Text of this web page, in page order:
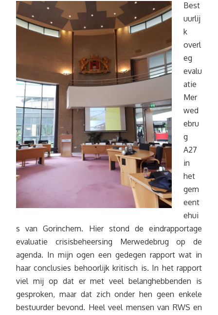
Best
uurlij
k
overl
eg
evalu
atie
Mer
wed
ebru
g
A27
in
het
gem
eent
ehui
s van Gorinchem. Hier stond de eindrapportage
evaluatie crisisbeheersing Merwedebrug op de
agenda. In mijn ogen een gedegen rapport wat in
haar conclusies behoorlijk kritisch is. In het rapport
viel mij op dat er met veel belanghebbenden is
gesproken, maar dat zich onder hen geen enkele
bestuurder bevond. Heel veel mensen van RWS en